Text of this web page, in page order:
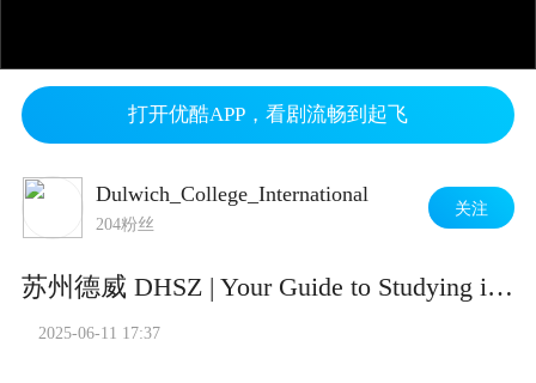
打开优酷APP，看剧流畅到起飞
Dulwich_College_International
204粉丝
关注
苏州德威 DHSZ | Your Guide to Studying in Canada & Australia
2025-06-11 17:37